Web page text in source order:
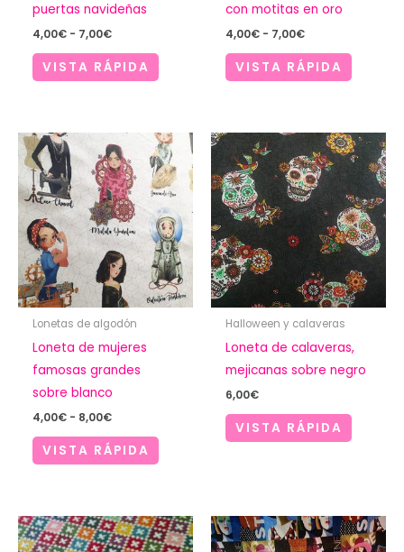
puertas navideñas
4,00€ - 7,00€Rango
precios:
desde
VISTA RÁPIDA
con motitas en oro
4,00€ - 7,00€Rango
precios:
desde
VISTA RÁPIDA
Lonetas de algodón
Loneta de mujeres
famosas grandes
sobre blanco
4,00€ - 8,00€Rango
precios:
desde
VISTA RÁPIDA
Halloween y calaveras
Loneta de calaveras,
mejicanas sobre negro
6,00€
VISTA RÁPIDA